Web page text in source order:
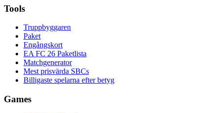
Tools
Truppbyggaren
Paket
Engångskort
EA FC 26 Paketlista
Matchgenerator
Mest prisvärda SBCs
Billigaste spelarna efter betyg
Games